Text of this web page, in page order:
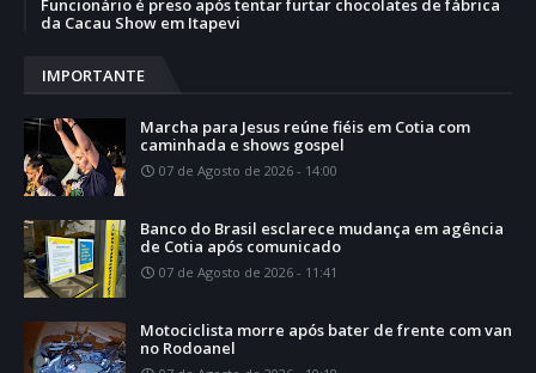
da Cacau Show em Itapevi
IMPORTANTE
Marcha para Jesus reúne fiéis em Cotia com
caminhada e shows gospel
07 de Agosto de 2026 - 14:00
Banco do Brasil esclarece mudança em agência
de Cotia após comunicado
07 de Agosto de 2026 - 11:41
Motociclista morre após bater de frente com van
no Rodoanel